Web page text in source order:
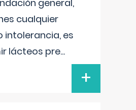
general,
cualquier
intolerancia, es
lácteos pre...
+